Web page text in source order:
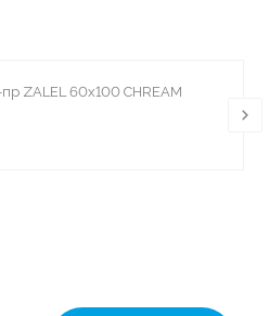
ZALEL 60x100 CHREAM